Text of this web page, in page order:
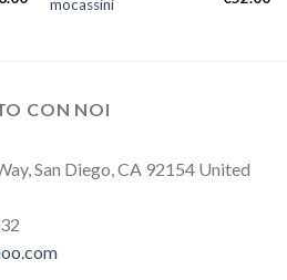
mocassini
CON NOI
San Diego, CA 92154 United